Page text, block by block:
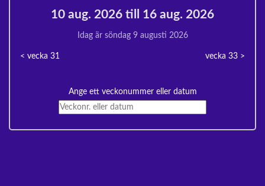
10 aug. 2026 till 16 aug. 2026
Idag är söndag 9 augusti 2026
< vecka31 vecka 33>
Ange ett veckonummer eller datum